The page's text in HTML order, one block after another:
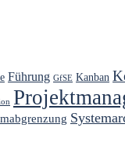
Führung GfSE Kanban